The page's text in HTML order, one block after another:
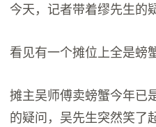
今天，记者带着缪先生的
看见有一个摊位上全是螃
摊主吴师傅卖螃蟹今年已
的疑问，吴先生突然笑了